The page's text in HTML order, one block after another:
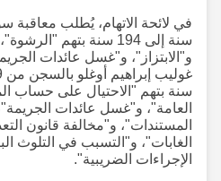
سنة إلى 194 سنة بتهم
و"الابتزاز"، و"غسل عائدات
سنة بتهم "الاحتيال على حساب
العامة"، و"غسل عائدات الجريمة"،
المستندات"، و"مخالفة قانون
الغابات"، و"التسبب في التلوث
الإجراءات الضريبية".